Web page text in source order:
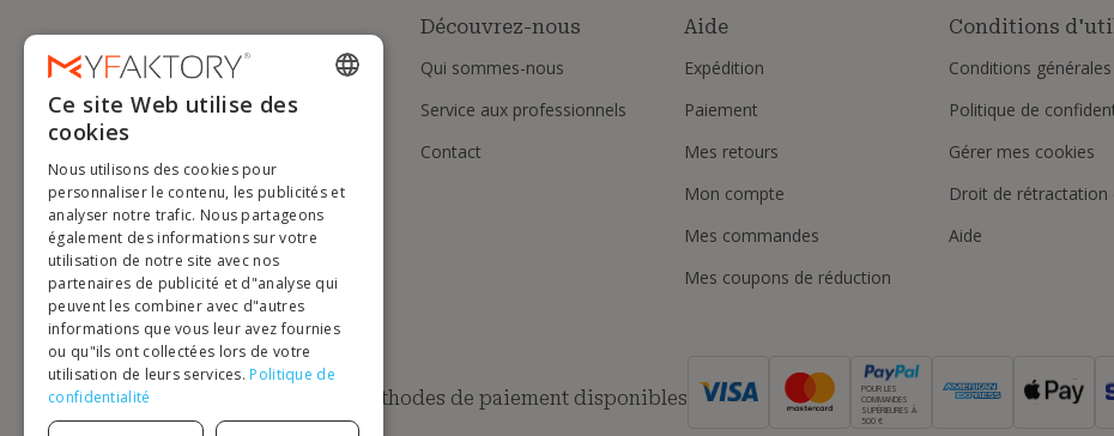
Découvrez-nous
Qui sommes-nous
Service aux professionnels
Contact
Aide
Expédition
Paiement
Mes retours
Mon compte
Mes commandes
Mes coupons de réduction
Conditions
Conditions
Politique de
Gérer mes cookies
Droit de rétractation
Aide
Méthodes de paiement disponibles
POUR LES
COMMANDES
SUPÉRIEURES À
500 €
ENGLISH
DUTCH
GERMAN
PORTUGUESE
SPANISH
Ce site Web utilise des
cookies
Nous utilisons des cookies pour
personnaliser le contenu, les publicités et
analyser notre trafic. Nous partageons
également des informations sur votre
utilisation de notre site avec nos
partenaires de publicité et d"analyse qui
peuvent les combiner avec d"autres
informations que vous leur avez fournies
ou qu"ils ont collectées lors de votre
utilisation de leurs services. Politique de
confidentialité